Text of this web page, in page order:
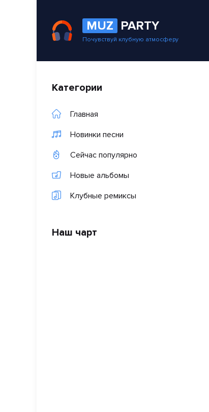
MUZ PARTY
Почувствуй клубную атмосферу
Категории
Главная
Новинки песни
Сейчас популярно
Новые альбомы
Клубные ремиксы
Наш чарт